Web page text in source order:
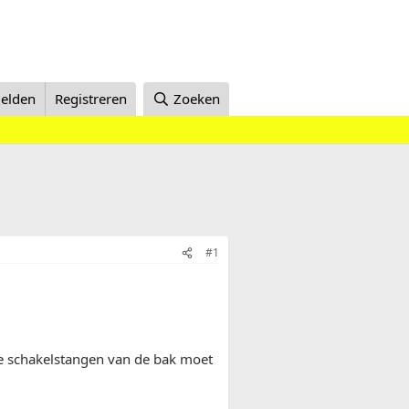
Registreren Zoeken
#1
van de bak moet